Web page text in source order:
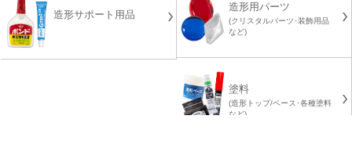
造形サポート用品
造形用パーツ
(クリスタルパーツ･装飾用品
など)
塗料
(造形トップ/ベース･各種塗料
など)